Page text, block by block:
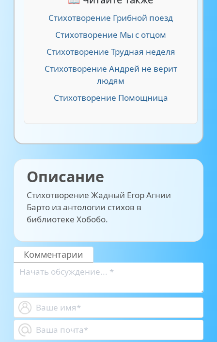
Стихотворение Грибной поезд
Стихотворение Мы с отцом
Стихотворение Трудная неделя
Стихотворение Андрей не верит
людям
Стихотворение Помощница
Описание
Стихотворение Жадный Егор Агнии
Барто из антологии стихов в
библиотеке Хобобо.
Комментарии